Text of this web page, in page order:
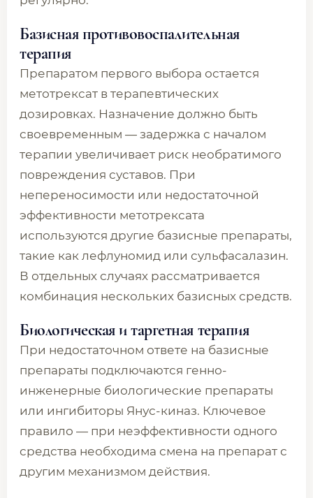
Базисная противовоспалительная
терапия
Препаратом первого выбора остается
метотрексат в терапевтических
дозировках. Назначение должно быть
своевременным — задержка с началом
терапии увеличивает риск необратимого
повреждения суставов. При
непереносимости или недостаточной
эффективности метотрексата
используются другие базисные препараты,
такие как лефлуномид или сульфасалазин.
В отдельных случаях рассматривается
комбинация нескольких базисных средств.
Биологическая и таргетная терапия
При недостаточном ответе на базисные
препараты подключаются генно-
инженерные биологические препараты
или ингибиторы Янус-киназ. Ключевое
правило — при неэффективности одного
средства необходима смена на препарат с
другим механизмом действия.